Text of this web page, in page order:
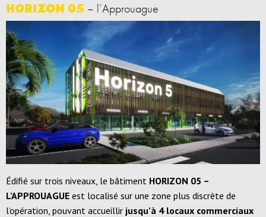
HORIZON 05 – l’Approuague
Édifié sur trois niveaux, le bâtiment HORIZON 05 –
L’APPROUAGUE est localisé sur une zone plus discrète de
l’opération, pouvant accueillir jusqu’à 4 locaux commerciaux